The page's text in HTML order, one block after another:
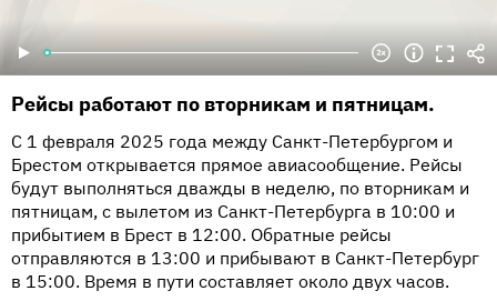
Рейсы работают по вторникам и пятницам.
С 1 февраля 2025 года между Санкт-Петербургом и
Брестом открывается прямое авиасообщение. Рейсы
будут выполняться дважды в неделю, по вторникам и
пятницам, с вылетом из Санкт-Петербурга в 10:00 и
прибытием в Брест в 12:00. Обратные рейсы
отправляются в 13:00 и прибывают в Санкт-Петербург
в 15:00. Время в пути составляет около двух часов.